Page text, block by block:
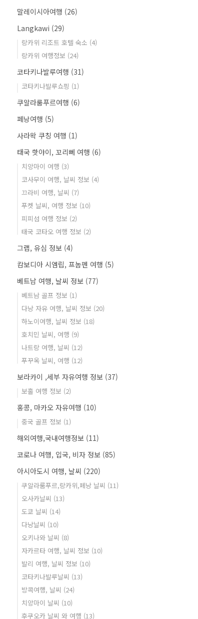
말레이시아여행 (26)
Langkawi (29)
랑카위 리조트 호텔 숙소 (4)
랑카위 여행정보 (24)
코타키나발루여행 (31)
코타키나발루쇼핑 (1)
쿠알라룸푸르여행 (6)
페낭여행 (5)
사라왁 쿠칭 여행 (1)
태국 핫야이, 꼬리뻬 여행 (6)
치앙마이 여행 (3)
코사무이 여행, 날씨 정보 (4)
끄라비 여행, 날씨 (7)
푸켓 날씨, 여행 정보 (10)
피피섬 여행 정보 (2)
태국 코타오 여행 정보 (2)
그랩, 유심 정보 (4)
캄보디아 시엠립, 프놈펜 여행 (5)
베트남 여행, 날씨 정보 (77)
베트남 골프 정보 (1)
다낭 자유 여행, 날씨 정보 (20)
하노이여행, 날씨 정보 (18)
호치민 날씨, 여행 (9)
나트랑 여행, 날씨 (12)
푸꾸옥 날씨, 여행 (12)
보라카이 ,세부 자유여행 정보 (37)
보홀 여행 정보 (2)
홍콩, 마카오 자유여행 (10)
중국 골프 정보 (1)
해외여행,국내여행정보 (11)
코로나 여행, 입국, 비자 정보 (85)
아시아도시 여행, 날씨 (220)
쿠알라룸푸르,랑카위,페낭 날씨 (11)
오사카날씨 (13)
도쿄 날씨 (14)
다낭날씨 (10)
오키나와 날씨 (8)
자카르타 여행, 날씨 정보 (10)
발리 여행, 날씨 정보 (10)
코타키나발루날씨 (13)
방콕여행, 날씨 (24)
치앙마이 날씨 (10)
후쿠오카 날씨 와 여행 (13)